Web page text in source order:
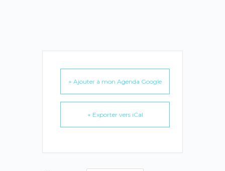
+ Ajouter à mon Agenda Google
+ Exporter vers iCal